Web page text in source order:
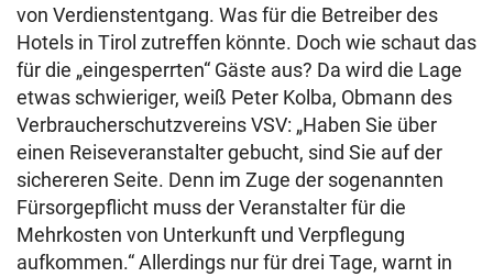
von Verdienstentgang. Was für die Betreiber des
Hotels in Tirol zutreffen könnte. Doch wie schaut das
für die „eingesperrten“ Gäste aus? Da wird die Lage
etwas schwieriger, weiß Peter Kolba, Obmann des
Verbraucherschutzvereins VSV: „Haben Sie über
einen Reiseveranstalter gebucht, sind Sie auf der
sichereren Seite. Denn im Zuge der sogenannten
Fürsorgepflicht muss der Veranstalter für die
Mehrkosten von Unterkunft und Verpflegung
aufkommen.“ Allerdings nur für drei Tage, warnt in